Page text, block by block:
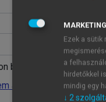
belépve
a jelszavamat
MARKETING
Ezek a
a
hirdetőkkel
mindig egy
↓ 2